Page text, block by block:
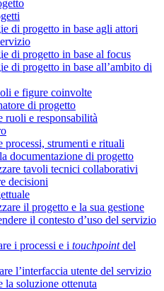
di progetto in base agli attori
di progetto in base al focus
di progetto in base all’ambito di
e figure coinvolte
di progetto
ruoli e responsabilità
processi, strumenti e rituali
documentazione di progetto
tavoli tecnici collaborativi
decisioni
il progetto e la sua gestione
il contesto d’uso del servizio
i processi e i touchpointdel
l’interfaccia utente del servizio
la soluzione ottenuta